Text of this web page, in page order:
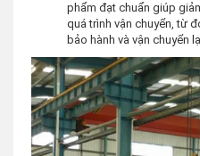
phẩm đạt chuẩn giúp
quá trình vận chuyển, từ
bảo hành và vận chuyển